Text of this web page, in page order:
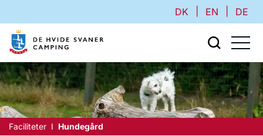
DK EN DE
Faciliteter Hundegård